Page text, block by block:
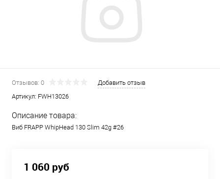
Отзывов: 0
Добавить отзыв
Артикул: FWH13026
Описание товара:
Виб FRAPP WhipHead 130 Slim 42g #26
1 060 руб